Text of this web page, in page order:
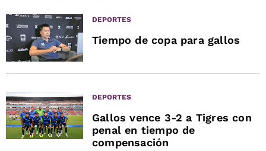
DEPORTES
Tiempo de copa para gallos
DEPORTES
Gallos vence 3-2 a Tigres con
penal en tiempo de
compensación